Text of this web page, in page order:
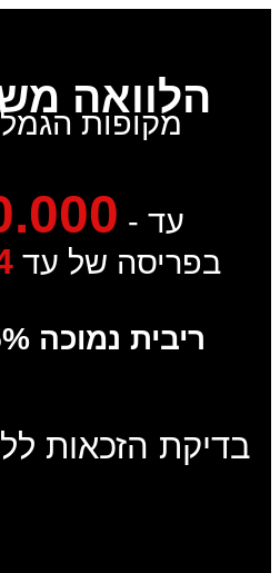
הלוואה
מקופות
עד -
בפריסה של עד
ריבית נמוכה 1.5% - 3.5%
בדיקת הזכאות